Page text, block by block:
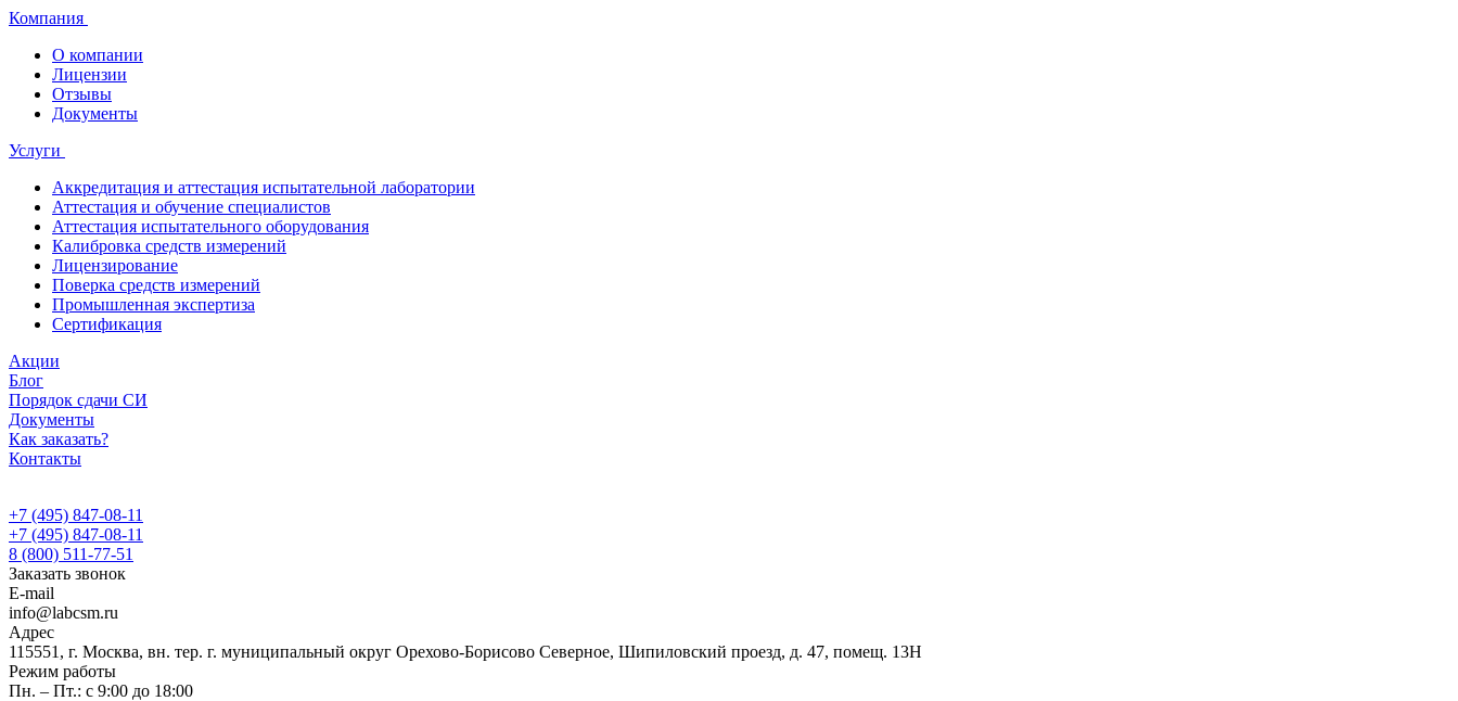
Компания
О компании
Лицензии
Отзывы
Документы
Услуги
Аккредитация и аттестация испытательной лаборатории
Аттестация и обучение специалистов
Аттестация испытательного оборудования
Калибровка средств измерений
Лицензирование
Поверка средств измерений
Промышленная экспертиза
Сертификация
Акции
Блог
Порядок сдачи СИ
Документы
Как заказать?
Контакты
+7 (495) 847-08-11
+7 (495) 847-08-11
8 (800) 511-77-51
Заказать звонок
E-mail
info@labcsm.ru
Адрес
115551, г. Москва, вн. тер. г. муниципальный округ Орехово-Борисово Северное, Шипиловский проезд, д. 47, помещ. 13Н
Режим работы
Пн. – Пт.: с 9:00 до 18:00